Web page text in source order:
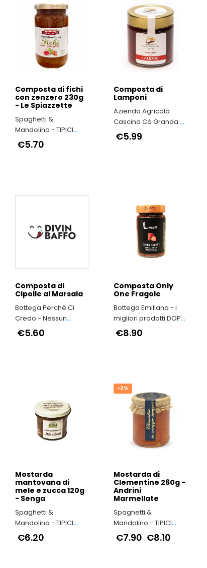
Composta di fichi
con zenzero 230g
- Le Spiazzette
Spaghetti &
Mandolino - TIPICI
ITALIANI
€5.70
Composta di
Lamponi
Azienda Agricola
Cascina Cà Granda -
Nocciola Piemonte
IGP il vero made in
€5.99
Composta di
Cipolle al Marsala
Bottega Perchè Ci
Credo - Nessun
Conservante è
Ammesso nelle
€5.60
Composta Only
One Fragole
Bottega Emiliana - I
migliori prodotti DOP
e IGP dell'Emilia-
Romagna
€8.90
Mostarda
mantovana di
mele e zucca 120g
- Senga
Spaghetti &
Mandolino - TIPICI
ITALIANI
€6.20
-2%
Mostarda di
Clementine 260g -
Andrini
Marmellate
Spaghetti &
Mandolino - TIPICI
ITALIANI
€8.10
€7.90